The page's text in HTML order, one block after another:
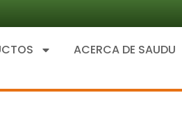
ACERCA DE SAUDU